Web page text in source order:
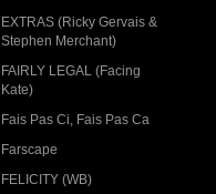
EXTRAS (Ricky Gervais &
Stephen Merchant)
FAIRLY LEGAL (Facing
Kate)
Fais Pas Ci, Fais Pas Ca
Farscape
FELICITY (WB)